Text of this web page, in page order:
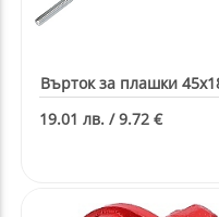
Върток за плашки
19.01 лв. / 9.72 €